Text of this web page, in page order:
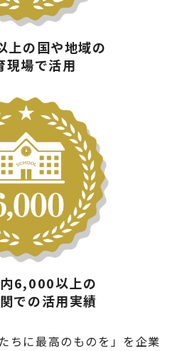
上の国や地域の
現場で活用
6,000以上の
での活用実績
ちに最高のものを」を企業